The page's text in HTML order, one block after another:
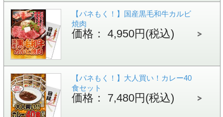
【パネもく！】国産黒毛和牛カルビ
焼肉
価格： 4,950円(税込)
【パネもく！】大人買い！カレー40
食セット
価格： 7,480円(税込)